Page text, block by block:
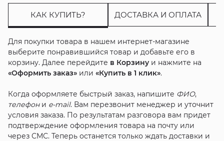
КАК КУПИТЬ? ДОСТАВКА И ОПЛАТА
Для покупки товара в нашем интернет-магазине
выберите понравившийся товар и добавьте его в
корзину. Далее перейдите в Корзинуи нажмите на
«Оформить заказ»или «Купить в 1 клик».
Когда оформляете быстрый заказ, напишите ФИО,
телефони e-mail. Вам перезвонит менеджер и уточнит
условия заказа. По результатам разговора вам придет
подтверждение оформления товара на почту или
через СМС. Теперь останется только ждать доставки и